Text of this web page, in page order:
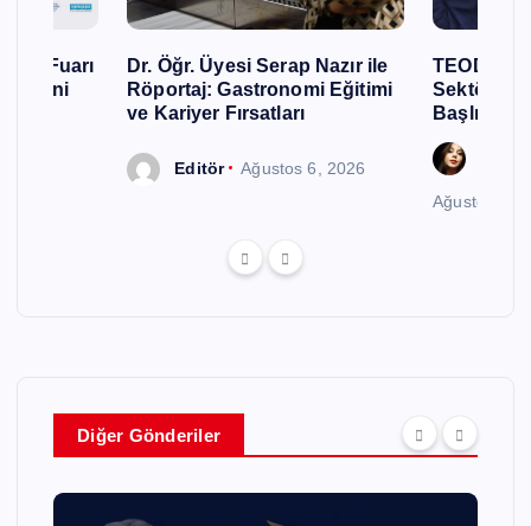
Fuarı
Dr. Öğr. Üyesi Serap Nazır ile
Röportaj: Gastronomi Eğitimi
ve Kariyer Fırsatları
Editör Ağustos 6, 2026
TEODER
Başlıyor
Ağustos 6,
Diğer Gönderiler